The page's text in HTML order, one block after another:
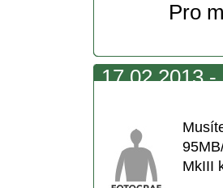
Pro
17.02.2013
MkIII